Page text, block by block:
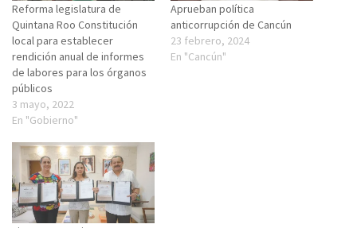
Reforma legislatura de
Quintana Roo Constitución
local para establecer
rendición anual de informes
de labores para los órganos
públicos
3 mayo, 2022
En "Gobierno"
Aprueban política
anticorrupción de Cancún
23 febrero, 2024
En "Cancún"